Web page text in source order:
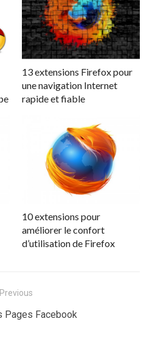
13 extensions Firefox pour
une navigation Internet
rapide et fiable
10 extensions pour
améliorer le confort
d’utilisation de Firefox
Previous
Pages Facebook